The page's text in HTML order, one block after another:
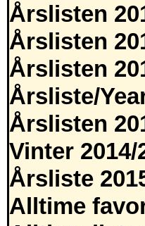
Årslisten
Årslisten
Årslisten
Årsliste/
Årslisten
Vinter 2014/
Årsliste
Alltime